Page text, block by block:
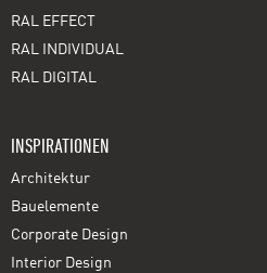
RAL EFFECT
RAL INDIVIDUAL
RAL DIGITAL
INSPIRATIONEN
Architektur
Bauelemente
Corporate Design
Interior Design